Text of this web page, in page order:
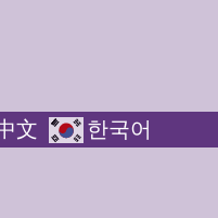
文 한국어